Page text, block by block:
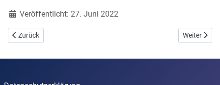
DetailsVeröffentlicht: 27. Juni 2022
Vorheriger Beitrag: FleggaFlohmarkt - 900 Jahre Poppenweiler
Zurück Nächster
Weiter